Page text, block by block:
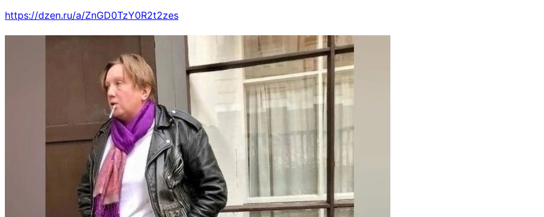
https://dzen.ru/a/ZnGD0TzY0R2t2zes